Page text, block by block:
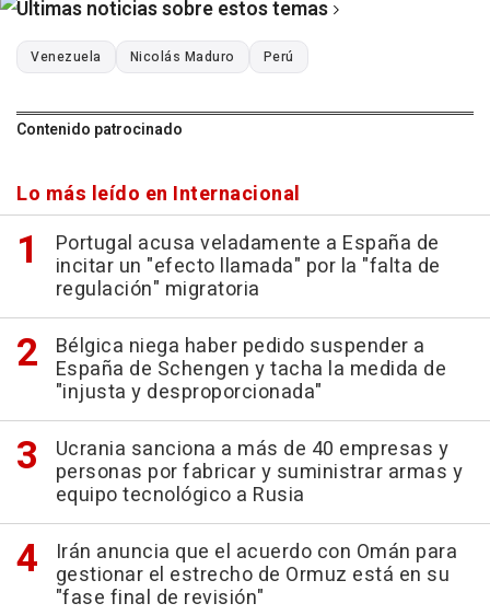
Últimas noticias sobre estos temas
Venezuela Nicolás Maduro Perú
Contenido patrocinado
Lo más leído en Internacional
Portugal acusa veladamente a España de
incitar un "efecto llamada" por la "falta de
regulación" migratoria
Bélgica niega haber pedido suspender a
España de Schengen y tacha la medida de
"injusta y desproporcionada"
Ucrania sanciona a más de 40 empresas y
personas por fabricar y suministrar armas y
equipo tecnológico a Rusia
Irán anuncia que el acuerdo con Omán para
gestionar el estrecho de Ormuz está en su
"fase final de revisión"